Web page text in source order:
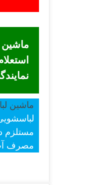
ماشین
مستلزم
مصرف آب